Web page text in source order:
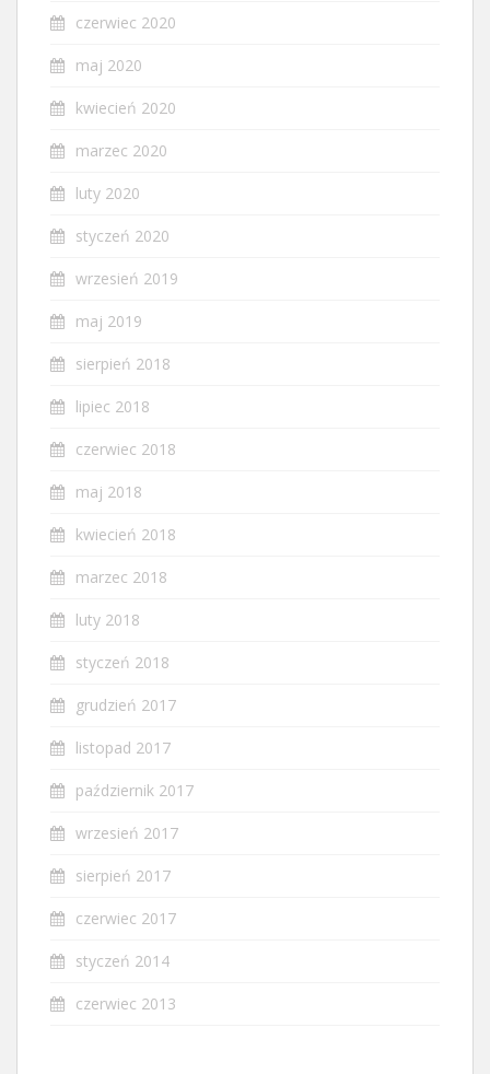
czerwiec 2020
maj 2020
kwiecień 2020
marzec 2020
luty 2020
styczeń 2020
wrzesień 2019
maj 2019
sierpień 2018
lipiec 2018
czerwiec 2018
maj 2018
kwiecień 2018
marzec 2018
luty 2018
styczeń 2018
grudzień 2017
listopad 2017
październik 2017
wrzesień 2017
sierpień 2017
czerwiec 2017
styczeń 2014
czerwiec 2013